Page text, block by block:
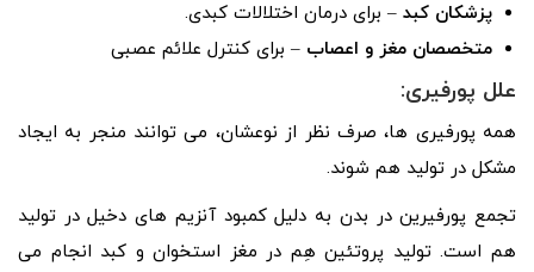
پزشکان کبد – برای درمان اختلالات کبدی.
متخصصان مغز و اعصاب – برای کنترل علائم عصبی
علل پورفیری:
همه پورفیری ها، صرف نظر از نوعشان، می توانند منجر به ایجاد
مشکل در تولید هم شوند.
تجمع پورفیرین در بدن به دلیل کمبود آنزیم های دخیل در تولید
هم است. تولید پروتئین هِم در مغز استخوان و کبد انجام می